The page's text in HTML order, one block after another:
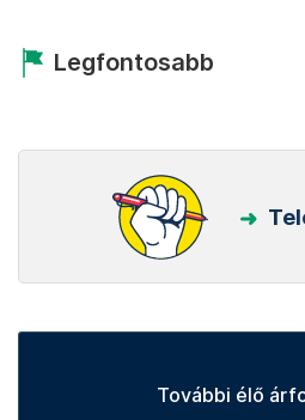
Legfontosabb
További élő